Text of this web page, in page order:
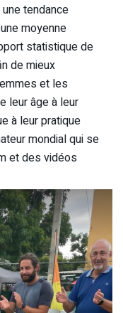
tendance
moyenne
statistique de
de mieux
et les
leur âge à leur
à leur pratique
mondial qui se
et des vidéos